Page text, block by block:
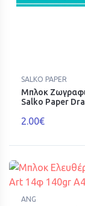
SALKO PAPER
Μπλοκ
Salko Paper
2.00€
ANG